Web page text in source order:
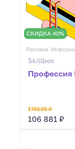
СКИДКА 40%
Реклама.
Skillbox
178135 ₽
106 881 ₽